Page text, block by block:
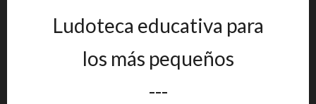
Ludoteca educativa para
los más pequeños
---